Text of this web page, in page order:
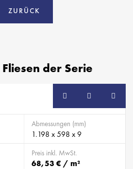
ZURÜCK
der Serie
Abmessungen (mm)
1.198 x 598 x 9
Preis inkl. MwSt.
68,53 € / m²